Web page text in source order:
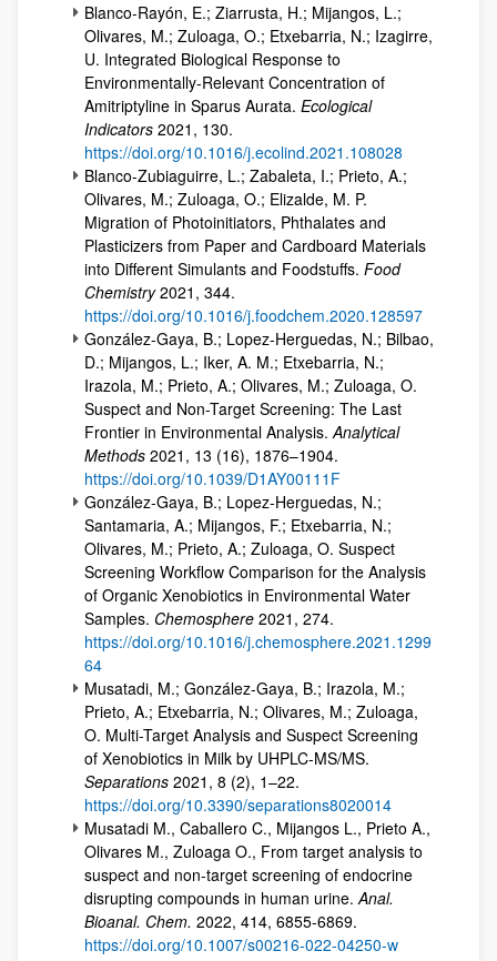
Blanco-Rayón, E.; Ziarrusta, H.; Mijangos, L.;
Olivares, M.; Zuloaga, O.; Etxebarria, N.; Izagirre,
U. Integrated Biological Response to
Environmentally-Relevant Concentration of
Amitriptyline in Sparus Aurata. Ecological
Indicators 2021, 130.
https://doi.org/10.1016/j.ecolind.2021.108028
Blanco-Zubiaguirre, L.; Zabaleta, I.; Prieto, A.;
Olivares, M.; Zuloaga, O.; Elizalde, M. P.
Migration of Photoinitiators, Phthalates and
Plasticizers from Paper and Cardboard Materials
into Different Simulants and Foodstuffs. Food
Chemistry2021, 344.
https://doi.org/10.1016/j.foodchem.2020.128597
González-Gaya, B.; Lopez-Herguedas, N.; Bilbao,
D.; Mijangos, L.; Iker, A. M.; Etxebarria, N.;
Irazola, M.; Prieto, A.; Olivares, M.; Zuloaga, O.
Suspect and Non-Target Screening: The Last
Frontier in Environmental Analysis.Analytical
Methods 2021, 13 (16), 1876–1904.
https://doi.org/10.1039/D1AY00111F
González-Gaya, B.; Lopez-Herguedas, N.;
Santamaria, A.; Mijangos, F.; Etxebarria, N.;
Olivares, M.; Prieto, A.; Zuloaga, O. Suspect
Screening Workflow Comparison for the Analysis
of Organic Xenobiotics in Environmental Water
Samples. Chemosphere 2021, 274.
https://doi.org/10.1016/j.chemosphere.2021.1299
64
Musatadi, M.; González-Gaya, B.; Irazola, M.;
Prieto, A.; Etxebarria, N.; Olivares, M.; Zuloaga,
O. Multi-Target Analysis and Suspect Screening
of Xenobiotics in Milk by UHPLC-MS/MS.
Separations 2021, 8 (2), 1–22.
https://doi.org/10.3390/separations8020014
Musatadi M., Caballero C., Mijangos L., Prieto A.,
Olivares M., Zuloaga O., From target analysis to
suspect and non-target screening of endocrine
disrupting compounds in human urine.Anal.
Bioanal. Chem. 2022, 414, 6855-6869.
https://doi.org/10.1007/s00216-022-04250-w